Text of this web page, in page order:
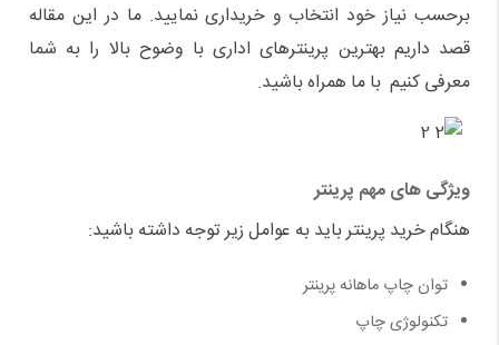
برحسب نیاز خود انتخاب و خریداری نمایید. ما در این مقاله
قصد داریم بهترین پرینترهای اداری با وضوح بالا را به شما
معرفی کنیم با ما همراه باشید.
ویژگی های مهم پرینتر
هنگام خرید پرینتر باید به عوامل زیر توجه داشته باشید:
توان چاپ ماهانه پرینتر
تکنولوژی چاپ